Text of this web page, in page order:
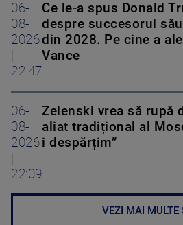
06-
08-
2026
22:47
Ce le-a spus Donald
despre succesorul
din 2028. Pe cine a
Vance
06-
08-
2026
22:09
Zelenski vrea să rupă
aliat tradițional al
i despărțim”
VEZI MAI MULTE